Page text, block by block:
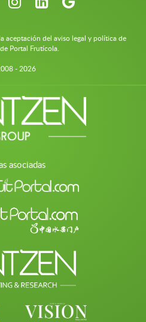
aceptación del aviso legal y política de
Portal Frutícola.
- 2026
asociadas